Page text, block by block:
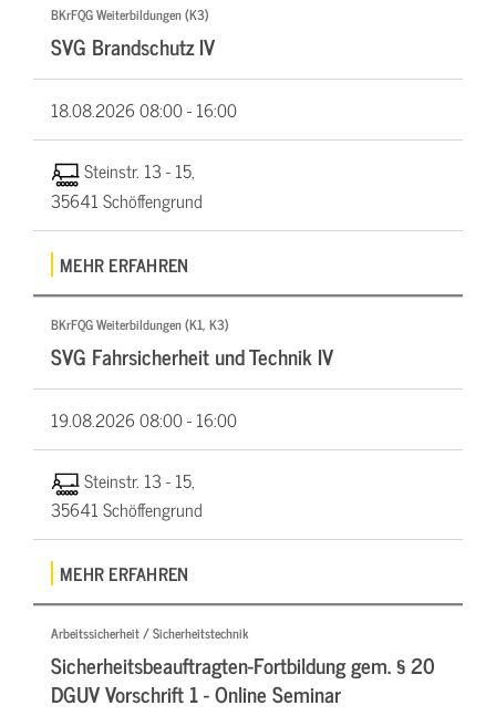
BKrFQG Weiterbildungen (K3)
SVG Brandschutz IV
18.08.202608:00 - 16:00
Steinstr. 13 - 15,
35641 Schöffengrund
MEHR ERFAHREN
BKrFQG Weiterbildungen (K1, K3)
SVG Fahrsicherheit und Technik IV
19.08.202608:00 - 16:00
Steinstr. 13 - 15,
35641 Schöffengrund
MEHR ERFAHREN
Arbeitssicherheit / Sicherheitstechnik
Sicherheitsbeauftragten-Fortbildung gem. § 20
DGUV Vorschrift 1 - Online Seminar